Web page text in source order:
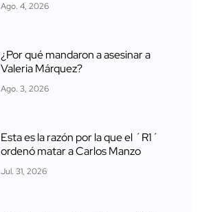
Ago. 4, 2026
¿Por qué mandaron a asesinar a
Valeria Márquez?
Ago. 3, 2026
Esta es la razón por la que el ´R1´
ordenó matar a Carlos Manzo
Jul. 31, 2026